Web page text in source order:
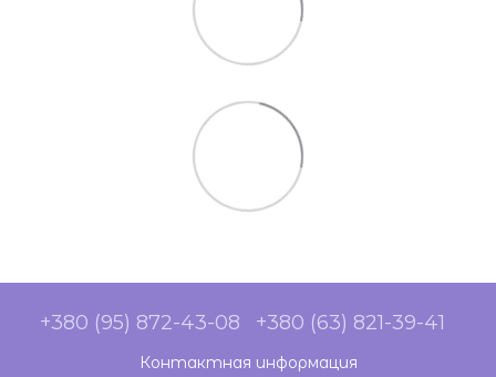
+380 (95) 872-43-08 +380 (63) 821-39-41
Контактная информация